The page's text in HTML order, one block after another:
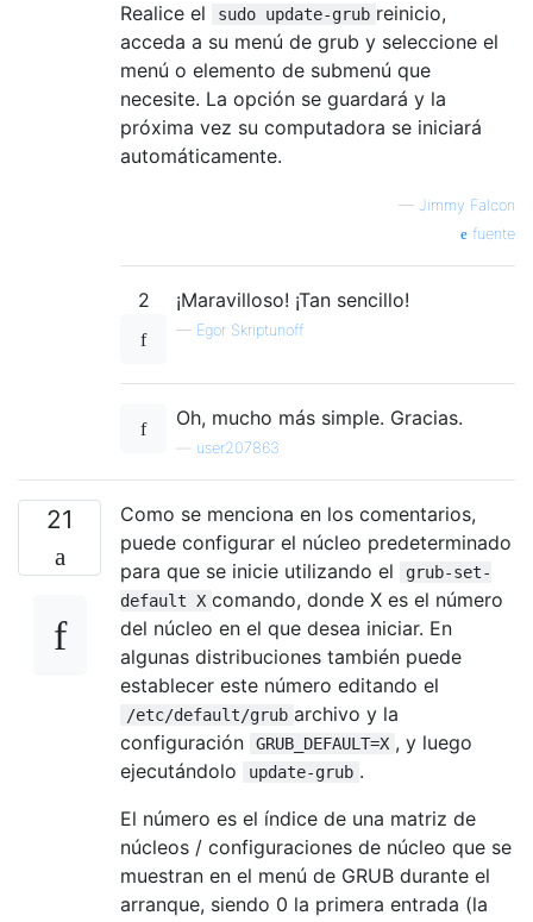
Realice el sudo update-grub reinicio,
acceda a su menú de grub y seleccione el
menú o elemento de submenú que
necesite. La opción se guardará y la
próxima vez su computadora se iniciará
automáticamente.
— Jimmy Falcon
fuente
2 ¡Maravilloso! ¡Tan sencillo!
— Egor Skriptunoff
Oh, mucho más simple. Gracias.
user207863
21
Como se menciona en los comentarios,
puede configurar el núcleo predeterminado
para que se inicie utilizando el
grub-set-
default X comando, donde X es el número
del núcleo en el que desea iniciar. En
algunas distribuciones también puede
establecer este número editando el
/etc/default/grub archivo y la
configuración
GRUB_DEFAULT=X , y luego
ejecutándolo
update-grub .
El número es el índice de una matriz de
núcleos / configuraciones de núcleo que se
muestran en el menú de GRUB durante el
arranque, siendo 0 la primera entrada (la